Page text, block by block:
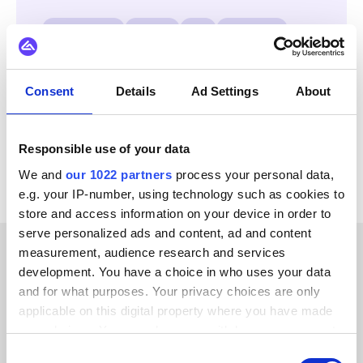
Consent Details Ad Settings About
Responsible use of your data
We and our 1022 partners process your personal data,
e.g. your IP-number, using technology such as cookies to
store and access information on your device in order to
serve personalized ads and content, ad and content
measurement, audience research and services
development. You have a choice in who uses your data
and for what purposes. Your privacy choices are only
applicable on this digital property where you have made
your choices. You can change or withdraw your consent
DynamicWeb OpenAI X12
WordPress
Bekijk alle Microsoft Dynamics 365 F&O
KLANTVERHALEN
Lees de getuigenissen van
onze tevreden klanten